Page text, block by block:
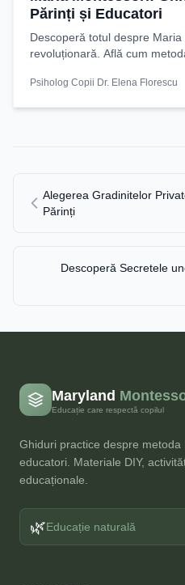
Părinți și Educatori
Descoperă totul despre
revoluționară. Află cum
Psiholog Copii Dr. Elena Florescu
Alegerea Gradinitelor
Părinți
Descoperă Secretele
Maryland
Educație care respectă copilul
Ghiduri practice despre
educatori. Materiale DIY,
educaționale.
🌿Educație naturală